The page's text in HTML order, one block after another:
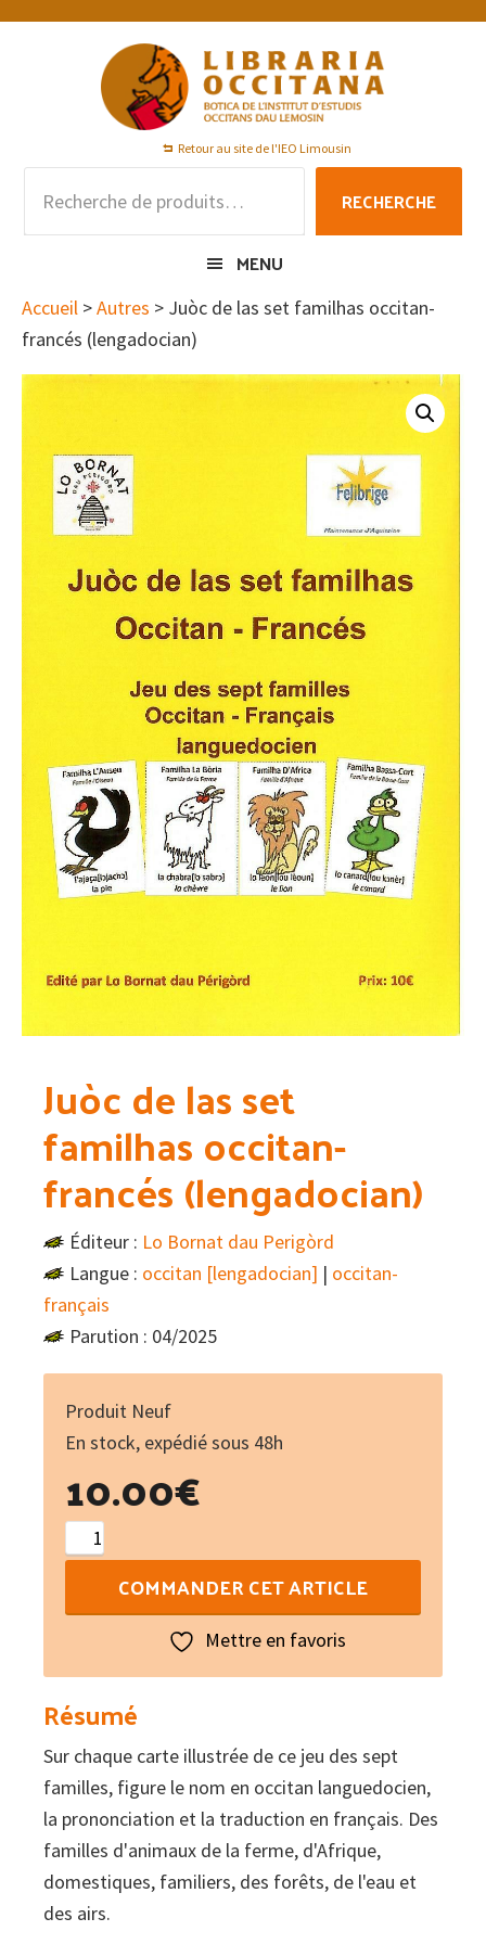
Passer
Passer
Passer
Retour au site de l'IEO Limousin
pour :
RECHERCHE
MENU
Accueil >Autres > Juòc de las set familhas occitan-
francés (lengadocian)
Juòc de las set
familhas occitan-
francés (lengadocian)
Éditeur : Lo Bornat dau Perigòrd
Langue : occitan [lengadocian] | occitan-
français
Parution : 04/2025
Produit Neuf
En stock, expédié sous 48h
10.00€
quantité
de
familhas
occitan-
francés
(lengadocian)
COMMANDER CET ARTICLE
Mettre en favoris
Résumé
Sur chaque carte illustrée de ce jeu des sept
familles, figure le nom en occitan languedocien,
la prononciation et la traduction en français. Des
familles d'animaux de la ferme, d'Afrique,
domestiques, familiers, des forêts, de l'eau et
des airs.